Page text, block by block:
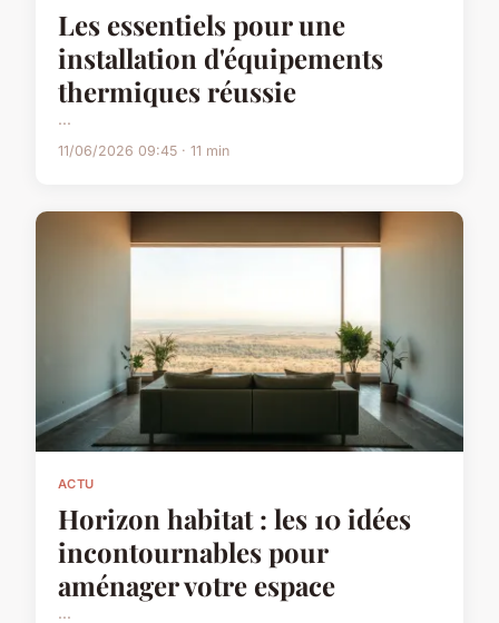
Les essentiels pour une
installation d'équipements
thermiques réussie
...
11/06/2026 09:45 · 11 min
ACTU
Horizon habitat : les 10 idées
incontournables pour
aménager votre espace
...